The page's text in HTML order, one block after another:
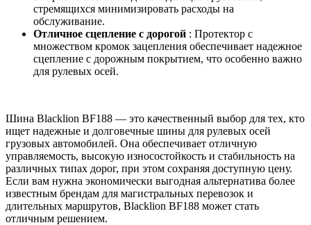
стремящихся минимизировать расходы на
обслуживание.
Отличное сцепление с дорогой : Протектор с
множеством кромок зацепления обеспечивает надежное
сцепление с дорожным покрытием, что особенно важно
для рулевых осей.
Шина Blacklion BF188 — это качественный выбор для тех, кто
ищет надежные и долговечные шины для рулевых осей
грузовых автомобилей. Она обеспечивает отличную
управляемость, высокую износостойкость и стабильность на
различных типах дорог, при этом сохраняя доступную цену.
Если вам нужна экономически выгодная альтернатива более
известным брендам для магистральных перевозок и
длительных маршрутов, Blacklion BF188 может стать
отличным решением.